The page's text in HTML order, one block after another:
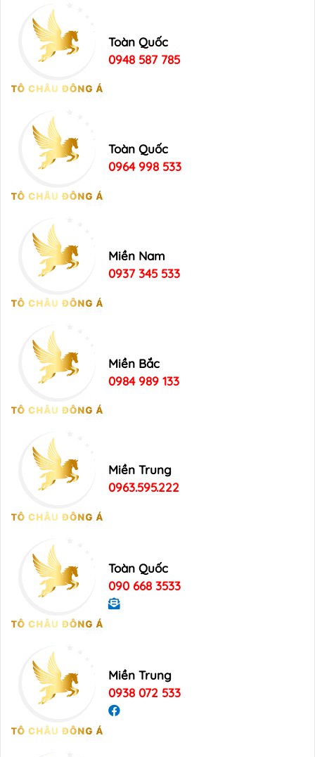
Toàn Quốc
0948 587 785
Toàn Quốc
0964 998 533
Miền Nam
0937 345 533
Miền Bắc
0984 989 133
Miền Trung
0963.595.222
Toàn Quốc
090 668 3533
Miền Trung
0938 072 533